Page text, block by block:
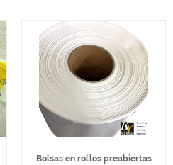
Bolsas en rollos preabiertas